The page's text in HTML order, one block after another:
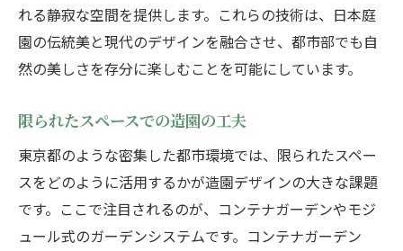
れる静寂な空間を提供します。これらの技術は、日本庭
園の伝統美と現代のデザインを融合させ、都市部でも自
然の美しさを存分に楽しむことを可能にしています。
限られたスペースでの造園の工夫
東京都のような密集した都市環境では、限られたスペー
スをどのように活用するかが造園デザインの大きな課題
です。ここで注目されるのが、コンテナガーデンやモジ
ュール式のガーデンシステムです。コンテナガーデン